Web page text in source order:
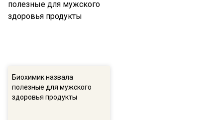
Биохимик назвала
полезные для мужского
здоровья продукты